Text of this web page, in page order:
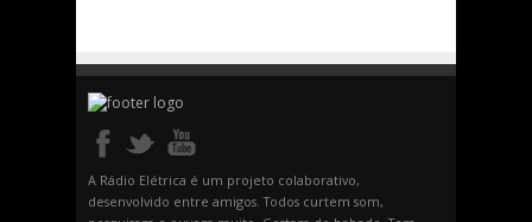
A Rádio Elétrica é um projeto colaborativo,
desenvolvido entre amigos. Todos curtem som,